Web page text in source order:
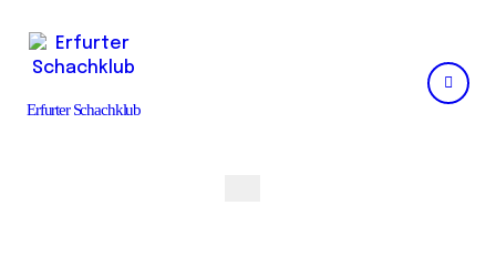
content
Erfurter Schachklub